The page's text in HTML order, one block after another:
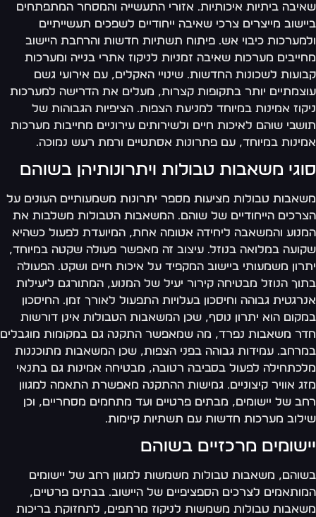
ביתיות איכותיות. אזורי התעשייה והמסחר המתפתחים
מייצרים צרכי שאיבה ייחודיים לשפכים תעשייתיים
כיבוי אש. פיתוח תשתיות חדשות והרחבת היישוב
מערכות שאיבה זמניות לניקוז אתרי בנייה ומערכות
לשכונות החדשות. שינויי האקלים, עם אירועי גשם
יותר בתקופות קצרות, מעלים את הדרישה למערכות
אמינות במיוחד למניעת הצפות. הציפיות הגבוהות של
שוהם לאיכות חיים ולשירותים עירוניים מחייבות מערכות
במיוחד, עם פתרונות אסתטיים ורמת רעש נמוכה.
משאבות טבולות ויתרונותיהן בשוהם
טבולות מציעות מספר יתרונות משמעותיים העונים על
הייחודיים של שוהם. המשאבות הטבולות משלבות את
והמשאבה ליחידה אטומה אחת, המיועדת לפעול כשהיא
במלואה בנוזל. עיצוב זה מאפשר פעולה שקטה במיוחד,
משמעותי ביישוב המקפיד על איכות חיים ושקט. הפעולה
הנוזל מבטיחה קירור יעיל של המנוע, המתורגם ליעילות
גבוהה וחיסכון בעלויות התפעול לאורך זמן. החיסכון
הוא יתרון נוסף, שכן המשאבות הטבולות אינן דורשות
משאבות נפרד, מה שמאפשר התקנה גם במקומות מוגבלים
עמידות גבוהה בפני הצפות, שכן המשאבות מתוכננות
לפעול בסביבה רטובה, מבטיחה אמינות גם בתנאי
אוויר קיצוניים. גמישות ההתקנה מאפשרת התאמה למגוון
של יישומים, מבתים פרטיים ועד מתחמים מסחריים, וכן
מערכות חדשות עם תשתיות קיימות.
מרכזיים בשוהם
משאבות טבולות משמשות למגוון רחב של יישומים
לצרכים הספציפיים של היישוב. בבתים פרטיים,
טבולות משמשות לניקוז מרתפים, לתחזוקת בריכות